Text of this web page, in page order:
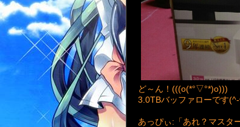
ど～ん！(((o(*°▽°*)o)))
3.0TBバッファローです
あっぴぃ:「あれ？マスタ